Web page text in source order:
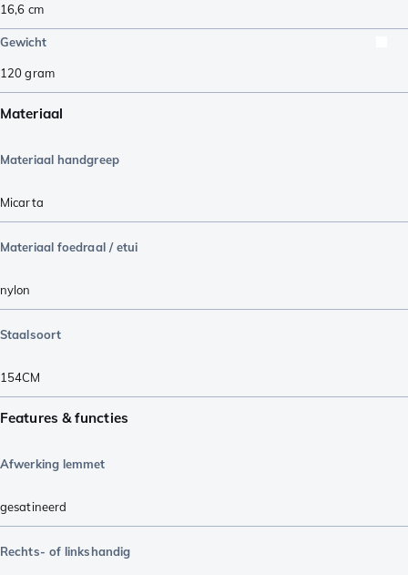
16,6 cm
Gewicht
120gram
Materiaal
Materiaal handgreep
Micarta
Materiaal foedraal / etui
nylon
Staalsoort
154CM
Features & functies
Afwerking lemmet
gesatineerd
Rechts- of linkshandig